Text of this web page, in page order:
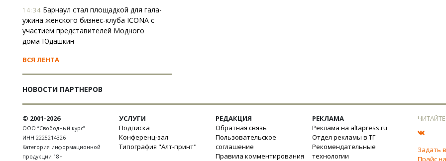
14:34 Барнаул стал площадкой для гала-
ужина женского бизнес-клуба ICONA с
участием представителей Модного
дома Юдашкин
ВСЯ ЛЕНТА
НОВОСТИ ПАРТНЕРОВ
© 2001-2026
ООО “Свободный курс”
ИНН 2225214326
Категория информационной
продукции 18+
УСЛУГИ
Подписка
Конференц-зал
Типография "Алт-принт"
РЕДАКЦИЯ
Обратная связь
Пользовательское
соглашение
Правила комментирования
РЕКЛАМА
Реклама на altapress.ru
Отдел рекламы в ТГ
Рекомендательные
технологии
Задать
Прайс